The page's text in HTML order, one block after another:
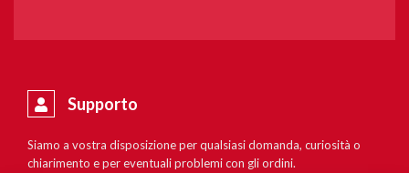
Supporto
Siamo a vostra disposizione per qualsiasi domanda, curiosità o
chiarimento e per eventuali problemi con gli ordini.